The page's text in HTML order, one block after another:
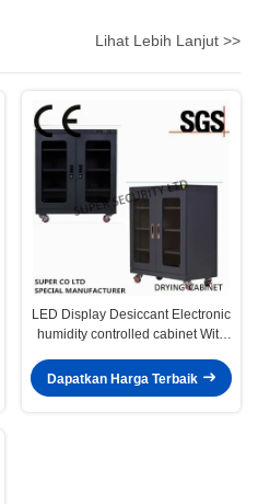
Lihat Lebih Lanjut >>
LED Display Desiccant Electronic
humidity controlled cabinet With
Dapatkan Harga Terbaik